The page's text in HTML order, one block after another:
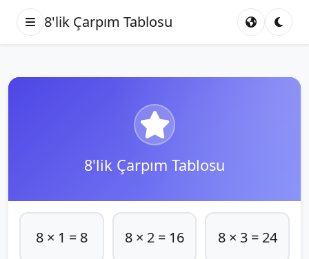
8'lik Çarpım Tablosu
8'lik Çarpım Tablosu
8 × 1 = 8 8 × 2 = 16 8 × 3 = 24